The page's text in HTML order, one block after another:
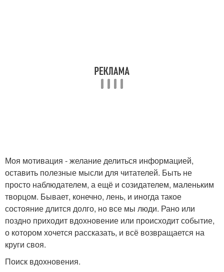
Моя мотивация - желание делиться информацией,
оставить полезные мысли для читателей. Быть не
просто наблюдателем, а ещё и созидателем, маленьким
творцом. Бывает, конечно, лень, и иногда такое
состояние длится долго, но все мы люди. Рано или
поздно приходит вдохновение или происходит событие,
о котором хочется рассказать, и всё возвращается на
круги своя.
Поиск вдохновения.